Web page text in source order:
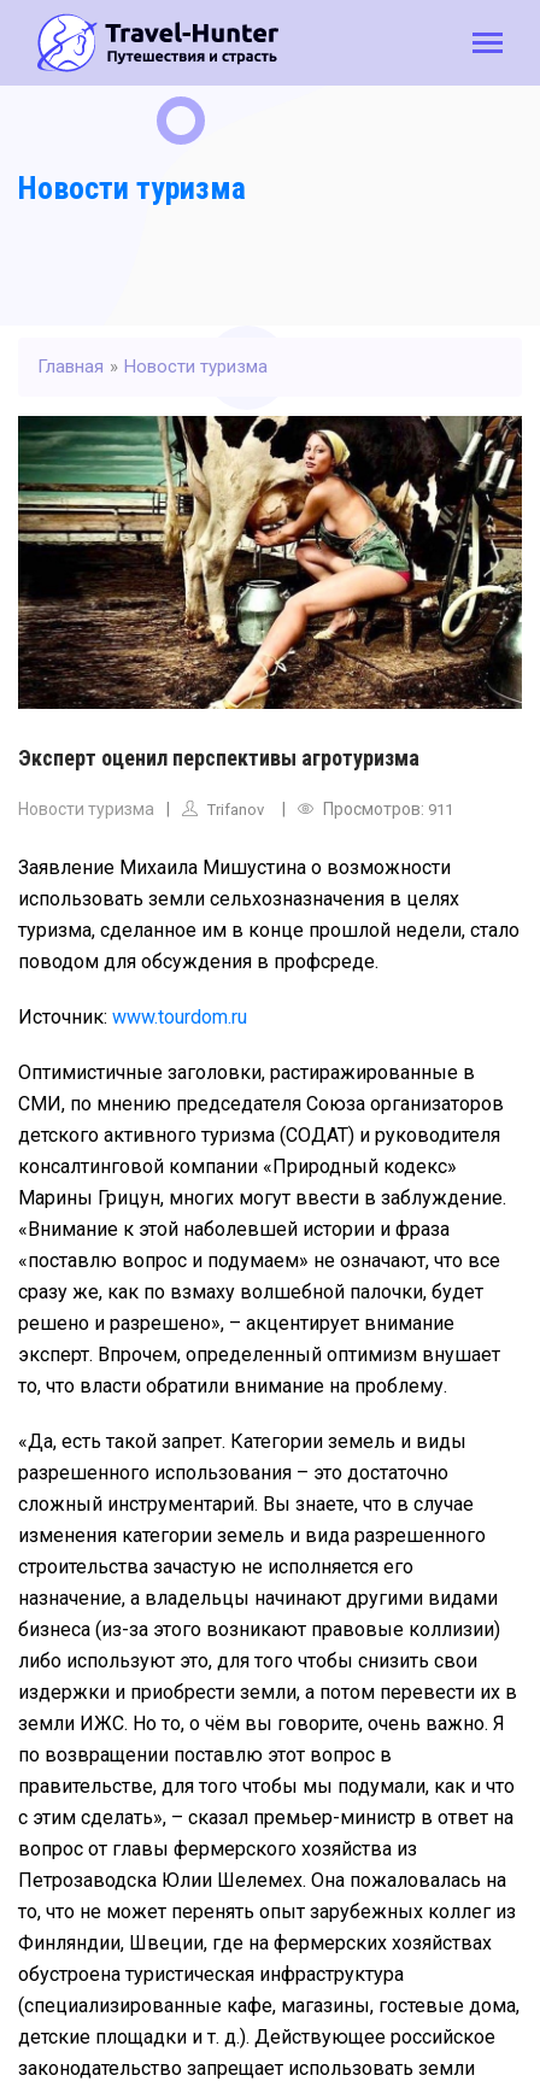
Новости туризма
Главная » Новости туризма
Эксперт оценил перспективы агротуризма
Новости туризма Trifanov Просмотров: 911
Заявление Михаила Мишустина о возможности
использовать земли сельхозназначения в целях
туризма, сделанное им в конце прошлой недели, стало
поводом для обсуждения в профсреде.
Источник: www.tourdom.ru
Оптимистичные заголовки, растиражированные в
СМИ, по мнению председателя Союза организаторов
детского активного туризма (СОДАТ) и руководителя
консалтинговой компании «Природный кодекс»
Марины Грицун, многих могут ввести в заблуждение.
«Внимание к этой наболевшей истории и фраза
«поставлю вопрос и подумаем» не означают, что все
сразу же, как по взмаху волшебной палочки, будет
решено и разрешено», – акцентирует внимание
эксперт. Впрочем, определенный оптимизм внушает
то, что власти обратили внимание на проблему.
«Да, есть такой запрет. Категории земель и виды
разрешенного использования – это достаточно
сложный инструментарий. Вы знаете, что в случае
изменения категории земель и вида разрешенного
строительства зачастую не исполняется его
назначение, а владельцы начинают другими видами
бизнеса (из-за этого возникают правовые коллизии)
либо используют это, для того чтобы снизить свои
издержки и приобрести земли, а потом перевести их в
земли ИЖС. Но то, о чём вы говорите, очень важно. Я
по возвращении поставлю этот вопрос в
правительстве, для того чтобы мы подумали, как и что
с этим сделать», – сказал премьер-министр в ответ на
вопрос от главы фермерского хозяйства из
Петрозаводска Юлии Шелемех. Она пожаловалась на
то, что не может перенять опыт зарубежных коллег из
Финляндии, Швеции, где на фермерских хозяйствах
обустроена туристическая инфраструктура
(специализированные кафе, магазины, гостевые дома,
детские площадки и т. д.). Действующее российское
законодательство запрещает использовать земли